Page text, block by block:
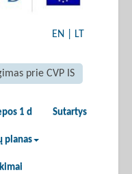
EN LT
prie CVP IS
1 d Sutartys
planas